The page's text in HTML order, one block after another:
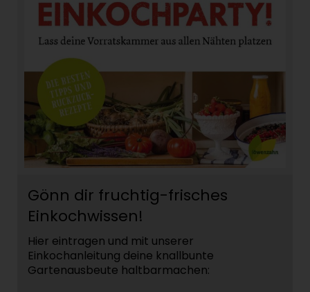
Gönn dir fruchtig-frisches
Einkochwissen!
Hier eintragen und mit unserer
Einkochanleitung deine knallbunte
Gartenausbeute haltbarmachen: